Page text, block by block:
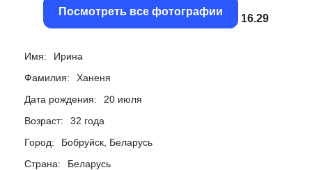
Посмотреть все фотографии
15.97
Имя:
Ирина
Фамилия:
Ханеня
Дата рождения:
20 июля
Возраст:
32 года
Город:
Бобруйск, Беларусь
Страна:
Беларусь